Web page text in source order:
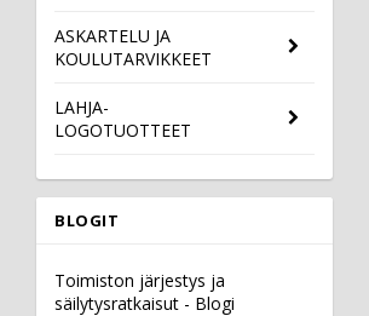
ASKARTELU JA
KOULUTARVIKKEET
LAHJA-
LOGOTUOTTEET
BLOGIT
Toimiston järjestys ja
säilytysratkaisut - Blogi